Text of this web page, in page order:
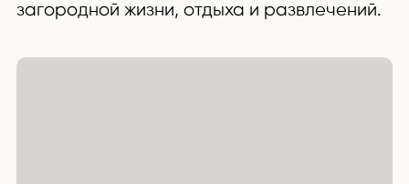
загородной жизни, отдыха и развлечений.